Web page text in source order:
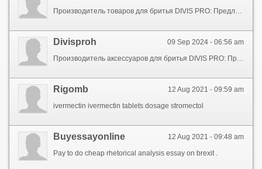
09 Sep 2024 - 06:56 am
Divisproh
12 Aug 2021 - 09:59 am
Rigomb
ivermectin ivermectin tablets dosage stromectol
12 Aug 2021 - 09:48 am
Buyessayonline
Pay to do cheap rhetorical analysis essay on brexit .